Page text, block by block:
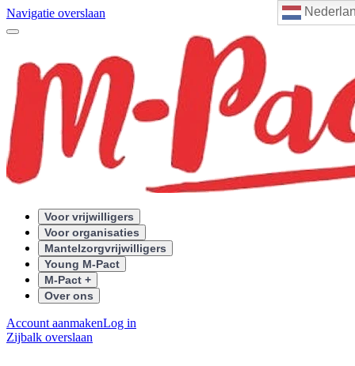
Navigatie overslaan
Voor vrijwilligers
Voor organisaties
Mantelzorgvrijwilligers
Young M-Pact
M-Pact +
Over ons
Account aanmakenLog in
Zijbalk overslaan